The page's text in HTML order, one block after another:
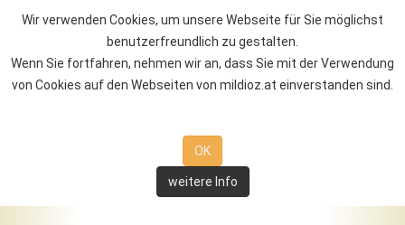
Wir verwenden Cookies, um unsere Webseite für Sie möglichst
benutzerfreundlich zu gestalten.
Wenn Sie fortfahren, nehmen wir an, dass Sie mit der Verwendung
von Cookies auf den Webseiten von mildioz.at einverstanden sind.
OK
weitere Info